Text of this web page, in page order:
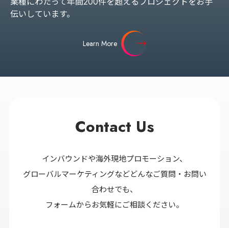
伝いしています。
Learn More
Contact Us
インバウンドや海外現地プロモーション、
グローバルマーケティングなどどんなご質問・お問い
合わせでも、
フォームからお気軽にご相談ください。